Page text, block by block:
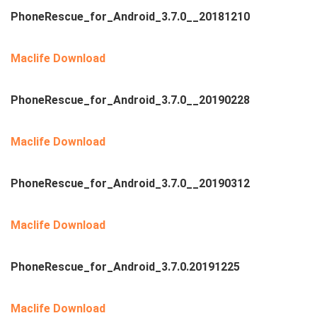
PhoneRescue_for_Android_3.7.0__20181210
Maclife Download
PhoneRescue_for_Android_3.7.0__20190228
Maclife Download
PhoneRescue_for_Android_3.7.0__20190312
Maclife Download
PhoneRescue_for_Android_3.7.0.20191225
Maclife Download